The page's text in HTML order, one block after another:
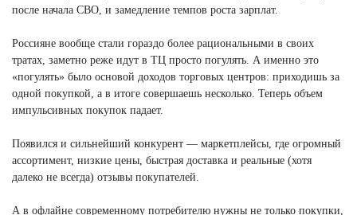
после начала СВО, и замедление темпов роста зарплат.
Россияне вообще стали гораздо более рациональными в своих
тратах, заметно реже идут в ТЦ просто погулять. А именно это
«погулять» было основой доходов торговых центров: приходишь за
одной покупкой, а в итоге совершаешь несколько. Теперь объем
импульсивных покупок падает.
Появился и сильнейший конкурент — маркетплейсы, где огромный
ассортимент, низкие цены, быстрая доставка и реальные (хотя
далеко не всегда) отзывы покупателей.
А в офлайне современному потребителю нужны не только покупки,